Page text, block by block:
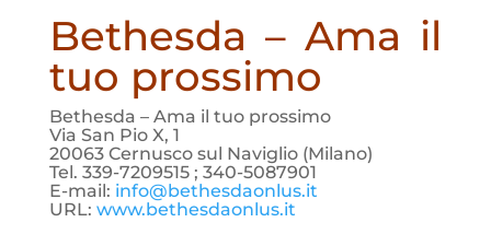
Bethesda – Ama il
tuo prossimo
Bethesda – Ama il tuo prossimo
Via San Pio X, 1
20063 Cernusco sul Naviglio (Milano)
Tel. 339-7209515 ; 340-5087901
E-mail: info@bethesdaonlus.it
URL: www.bethesdaonlus.it